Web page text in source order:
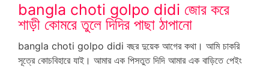
bangla choti golpo didi জোর করে
শাড়ী কোমরে তুলে দিদির পাছা ঠাপানো
bangla choti golpo didi বছর দুয়েক আগের কথা। আমি চাকরি
সূত্রে কোচবিহারে যাই। আমার এক পিসতুত দিদি আমার এক বাড়িতে পেইং